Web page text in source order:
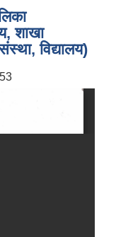
शाखा
विद्यालय)